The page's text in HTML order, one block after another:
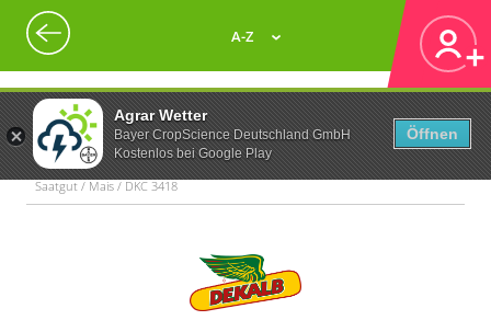
Agrar Wetter
Bayer CropScience Deutschland GmbH
Kostenlos bei Google Play
Öffnen
A-Z
Saatgut / Mais / DKC 3418